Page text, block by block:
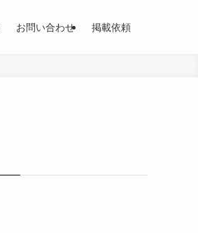
お問い合わせ 掲載依頼